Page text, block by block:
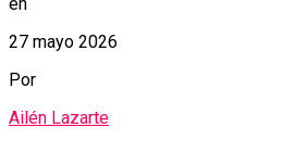
27 mayo 2026
Por
Ailén Lazarte